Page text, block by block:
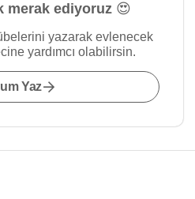
merak ediyoruz 😍
yazarak evlenecek
yardımcı olabilirsin.
Yaz